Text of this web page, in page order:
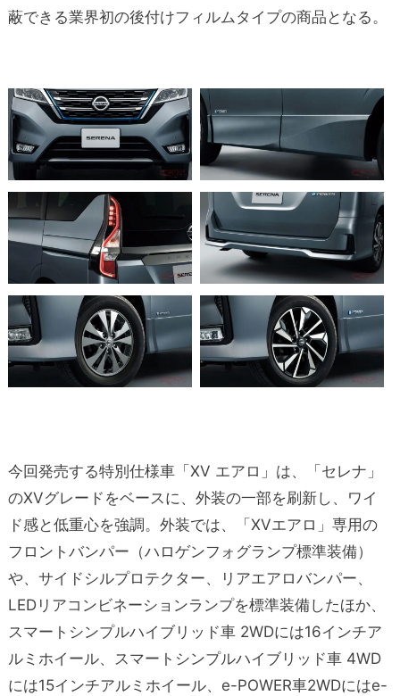
蔽できる業界初の後付けフィルムタイプの商品となる。
今回発売する特別仕様車「XV エアロ」は、「セレナ」
のXVグレードをベースに、外装の一部を刷新し、ワイ
ド感と低重心を強調。外装では、「XVエアロ」専用の
フロントバンパー（ハロゲンフォグランプ標準装備）
や、サイドシルプロテクター、リアエアロバンパー、
LEDリアコンビネーションランプを標準装備したほか、
スマートシンプルハイブリッド車 2WDには16インチア
ルミホイール、スマートシンプルハイブリッド車 4WD
には15インチアルミホイール、e-POWER車2WDにはe-